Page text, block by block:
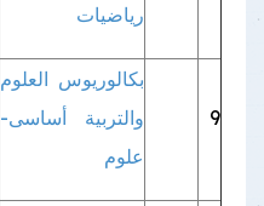
رياضيات
9
بكالوريوس العلوم
والتربية أساسى-
علوم